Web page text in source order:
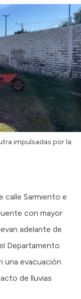
impulsadas por la
calle Sarmiento e
con mayor
adelante de
Departamento
una evacuación
de lluvias